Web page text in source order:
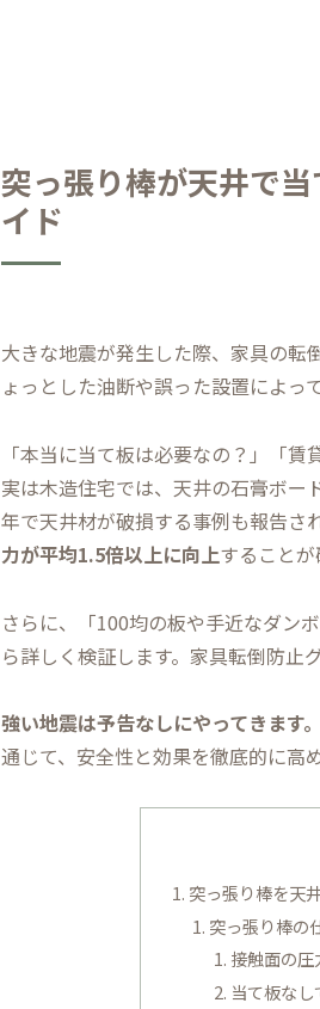
突っ張り棒が天井で
イド
大きな地震が発生した際、家具の転
ょっとした油断や誤った設置によっ
「本当に当て板は必要なの？」「
実は木造住宅では、天井の石膏ボ
年で天井材が破損する事例も報告さ
力が平均1.5倍以上に向上することが
さらに、「100均の板や手近なダン
ら詳しく検証します。家具転倒防止
強い地震は予告なしにやってきます
通じて、安全性と効果を徹底的に高
突っ張り棒を天
突っ張り棒の
接触面の
当て板な